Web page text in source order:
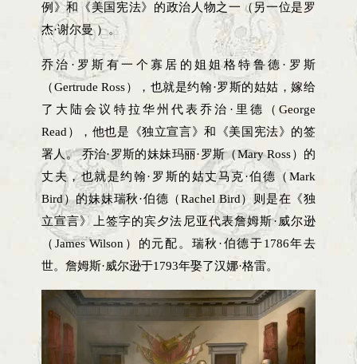
例》和《美国宪法》的政治人物之一（另一位是罗
杰·谢尔曼 ）。
乔治·罗斯有一个寡居的姐姐格特鲁德·罗斯
（Gertrude Ross），也就是约翰·罗斯的姑姑，嫁给
了大陆会议特拉华州代表乔治·里德（George
Read），他也是《独立宣言》和《美国宪法》的签
署人。 乔治·罗斯的妹妹玛丽·罗斯（Mary Ross）的
丈夫，也就是约翰·罗斯的姑丈马克·伯德（Mark
Bird）的妹妹瑞秋·伯德（Rachel Bird）则是在《独
立宣言》上签字的宾夕法尼亚代表詹姆斯·威尔逊
（James Wilson）的元配。瑞秋·伯德于1786年去
世。詹姆斯·威尔逊于1793年娶了汉娜·格雷。